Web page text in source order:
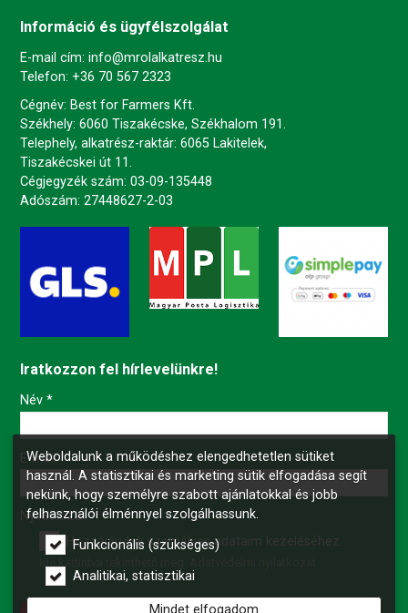
Információ és ügyfélszolgálat
E-mail cím: info@mrolalkatresz.hu
Telefon: +36 70 567 2323
Cégnév: Best for Farmers Kft.
Székhely: 6060 Tiszakécske, Székhalom 191.
Telephely, alkatrész-raktár: 6065 Lakitelek,
Tiszakécskei út 11.
Cégjegyzék szám: 03-09-135448
Adószám: 27448627-2-03
Iratkozzon fel hírlevelünkre!
-
-
-
Név *
E-mail*
Nyilatkozat*
Hozzájárulok személyes adataim kezeléséhez.
Weboldalunk a működéshez elengedhetetlen sütiket
használ. A statisztikai és marketing sütik elfogadása segít
nekünk, hogy személyre szabott ajánlatokkal és jobb
felhasználói élménnyel szolgálhassunk.
Funkcionális (szükséges)
Analitikai, statisztikai
Mindet elfogadom